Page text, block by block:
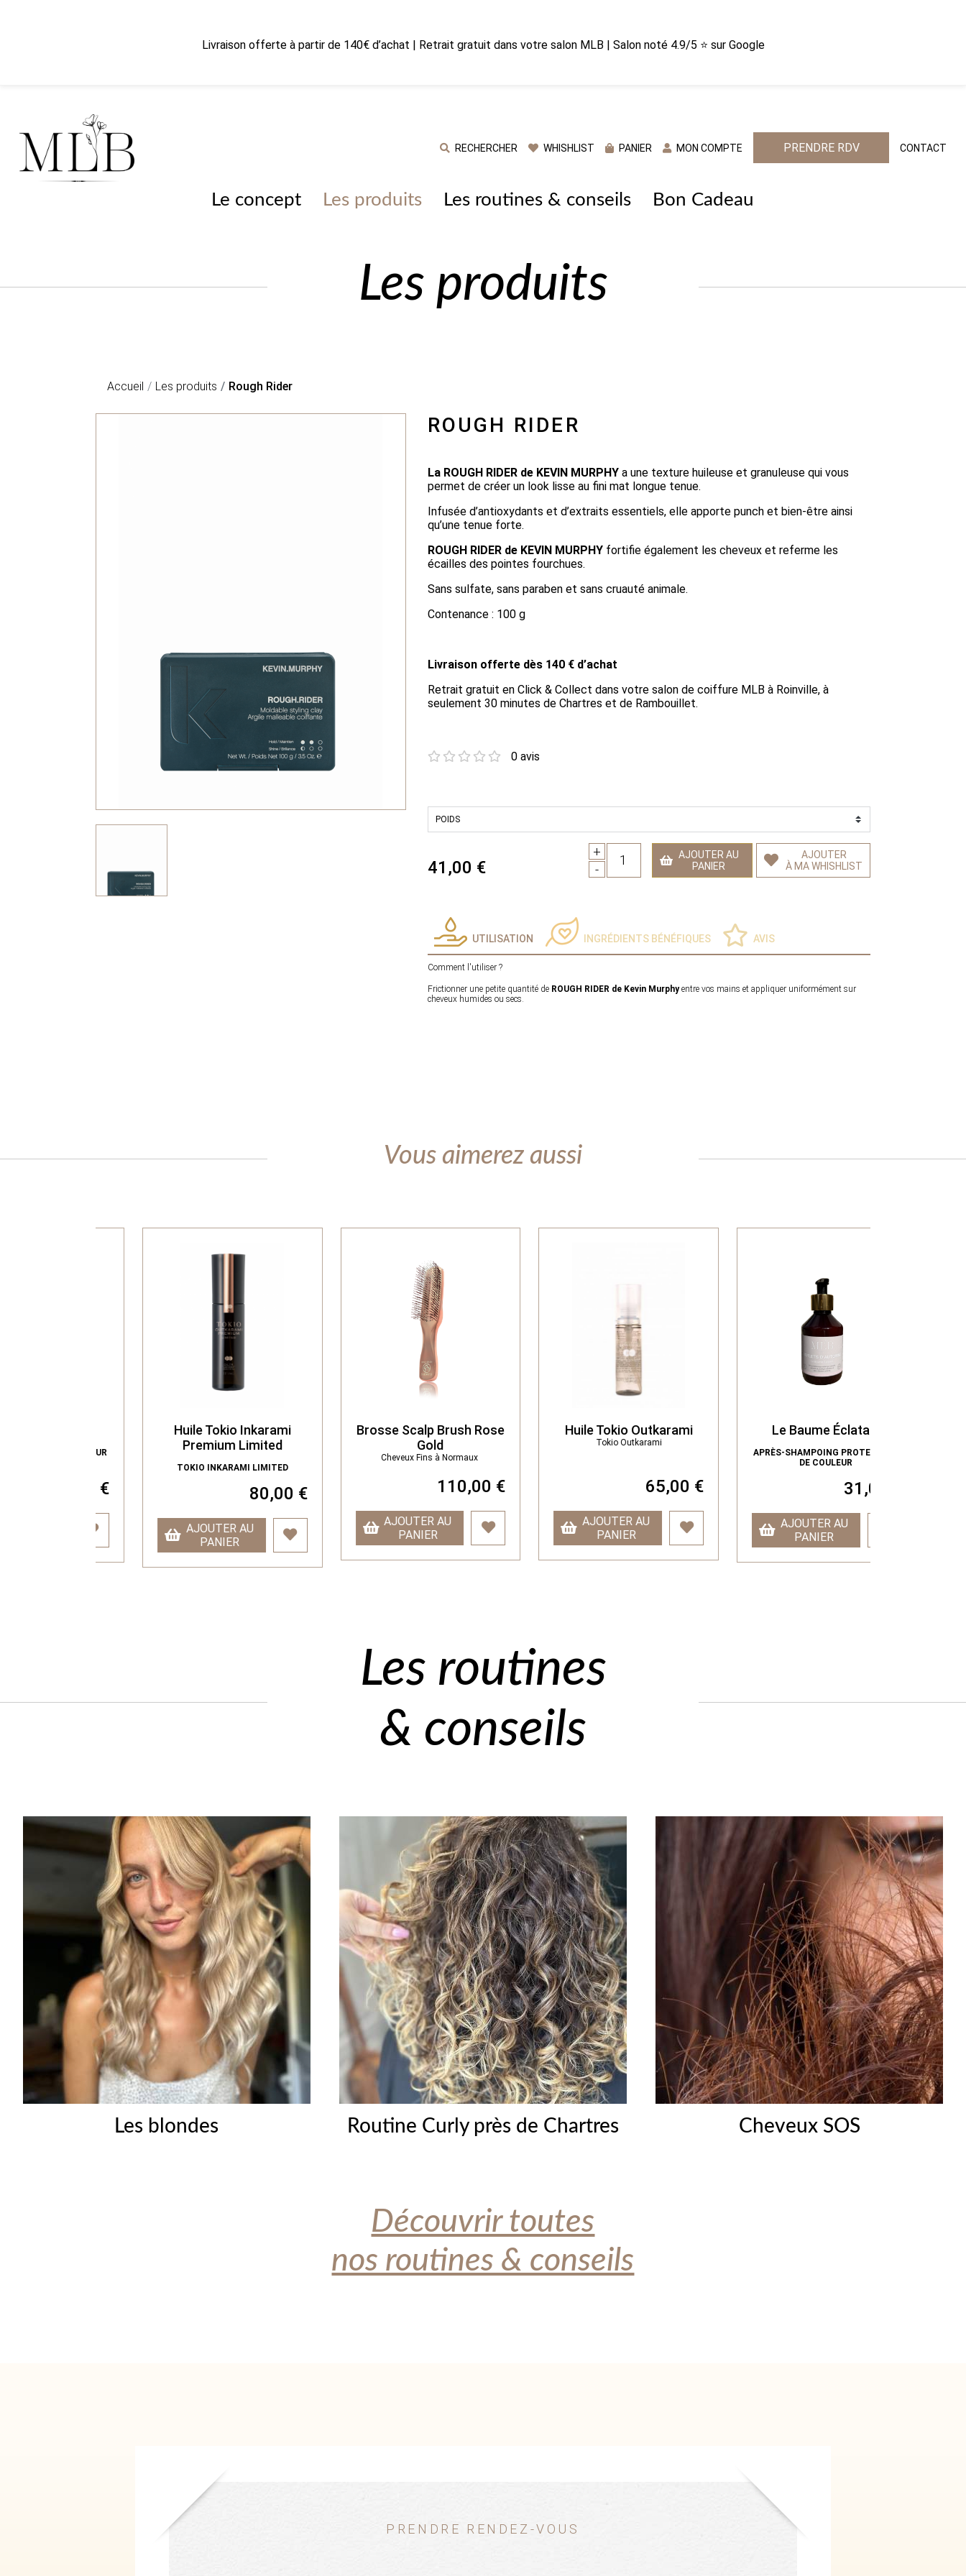
Livraison offerte à partir de 140€ d’achat | Retrait gratuit dans votre salon MLB | Salon noté 4.9/5 ⭐ sur Google
RECHERCHER WHISHLIST PANIER MON COMPTE PRENDRE RDV CONTACT
Le concept Les produits Les routines & conseils Bon Cadeau
Les produits
Accueil Les produits Rough Rider
ROUGH RIDER
La ROUGH RIDER de KEVIN MURPHY a une texture huileuse et granuleuse qui vous
permet de créer un look lisse au fini mat longue tenue.
Infusée d’antioxydants et d’extraits essentiels, elle apporte punch et bien-être ainsi
qu’une tenue forte.
ROUGH RIDER de KEVIN MURPHY fortifie également les cheveux et referme les
écailles des pointes fourchues.
Sans sulfate, sans paraben et sans cruauté animale.
Contenance : 100 g
Livraison offerte dès 140 € d’achat
Retrait gratuit en Click & Collect dans votre salon de coiffure MLB à Roinville, à
seulement 30 minutes de Chartres et de Rambouillet.
0 avis
41,00 €
+
-
1
AJOUTER AU
PANIER
AJOUTER
À MA WHISHLIST
UTILISATION INGRÉDIENTS BÉNÉFIQUES AVIS
Comment l'utiliser ?
Frictionner une petite quantité de ROUGH RIDER de Kevin Murphyentre vos mains et appliquer uniformément sur
cheveux humides ou secs.
Vous aimerez aussi
Huile Tokio Inkarami
Premium Limited
TOKIO INKARAMI LIMITED
80,00 €
AJOUTER AU
PANIER
Brosse Scalp Brush Rose
Cheveux Fins à Normaux
110,00 €
AJOUTER AU
PANIER
Huile Tokio Outkarami
Tokio Outkarami
65,00 €
AJOUTER AU
PANIER
Le Baume Éclatant
APRÈS-SHAMPOING PROTECTEUR
DE COULEUR
31,00 €
AJOUTER AU
PANIER
Les routines
& conseils
Les blondes Routine Curly près de Chartres Cheveux SOS
Découvrir toutes
nos routines & conseils
PRENDRE RENDEZ-VOUS